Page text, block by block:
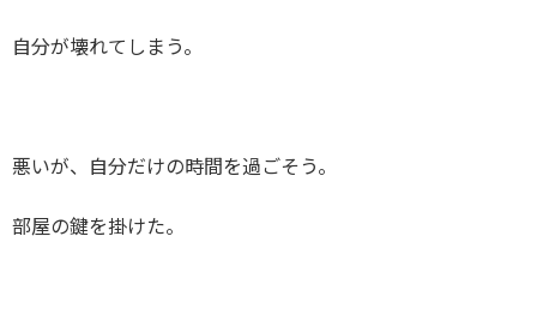
自分が壊れてしまう。
悪いが、自分だけの時間を過ごそう。
部屋の鍵を掛けた。